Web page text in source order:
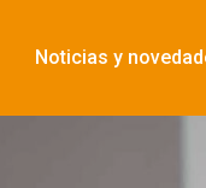
Noticias y